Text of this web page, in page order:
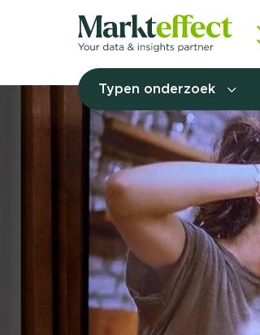
Typen onderzoek